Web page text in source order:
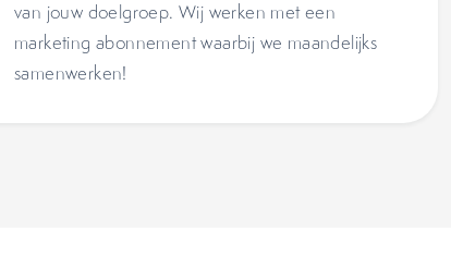
van jouw doelgroep. Wij werken met een
marketing abonnement waarbij we maandelijks
samenwerken!